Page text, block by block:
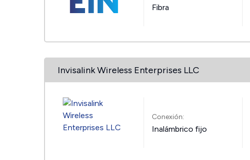
Fibra
Invisalink Wireless Enterprises LLC
Conexión:
Inalámbrico fijo